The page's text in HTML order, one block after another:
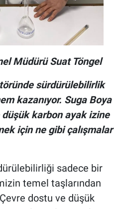
Müdürü Suat Töngel
sürdürülebilirlik
kazanıyor. Suga Boya
karbon ayak izine
için ne gibi çalışmalar
sadece bir
temel taşlarından
dostu ve düşük